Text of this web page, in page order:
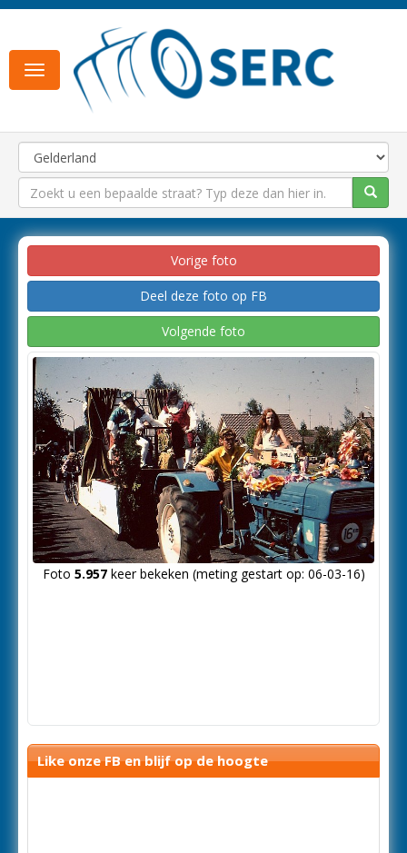
Toggle
navigation
Vorige foto
Deel deze foto op FB
Volgende foto
Foto 5.957keer bekeken (meting gestart op: 06-03-16)
Like onze FB en blijf op de hoogte